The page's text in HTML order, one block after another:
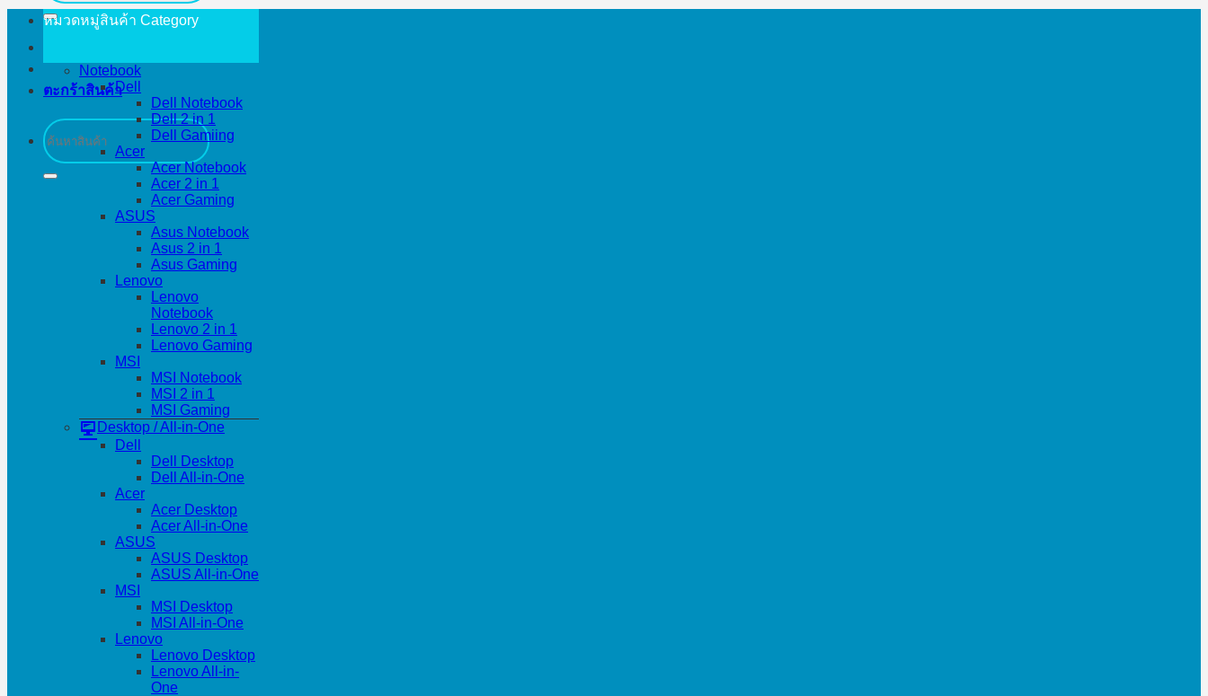
ตะกร้าสินค้า
ค้นหา:
หมวดหมู่สินค้า Category
Notebook
Dell
Dell Notebook
Dell 2 in 1
Dell Gamiing
Acer
Acer Notebook
Acer 2 in 1
Acer Gaming
ASUS
Asus Notebook
Asus 2 in 1
Asus Gaming
Lenovo
Lenovo
Notebook
Lenovo 2 in 1
Lenovo Gaming
MSI
MSI Notebook
MSI 2 in 1
MSI Gaming
Desktop / All-in-One
Dell
Dell Desktop
Dell All-in-One
Acer
Acer Desktop
Acer All-in-One
ASUS
ASUS Desktop
ASUS All-in-One
MSI
MSI Desktop
MSI All-in-One
Lenovo
Lenovo Desktop
Lenovo All-in-
One